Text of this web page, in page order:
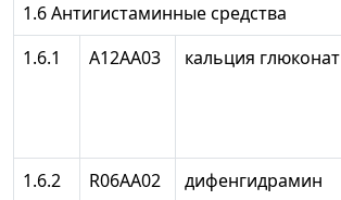
1.6 Антигистаминные средства
1.6.1
А12АА03 кальция глюконат
1.6.2 R06AA02 дифенгидрамин